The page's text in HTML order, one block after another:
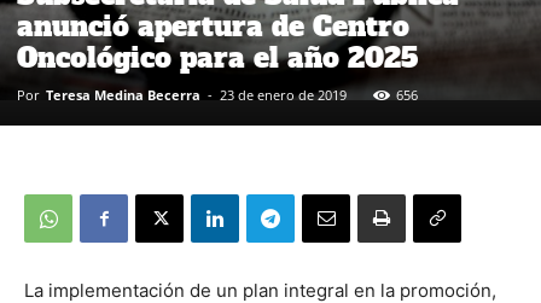
anunció apertura de Centro
Oncológico para el año 2025
Por Teresa Medina Becerra - 23 de enero de 2019 656
La implementación de un plan integral en la promoción,